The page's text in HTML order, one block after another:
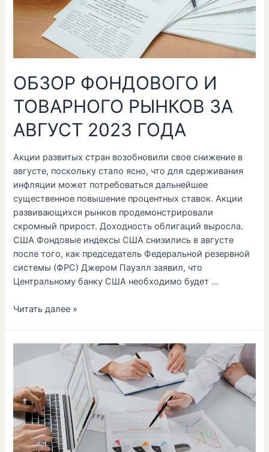
ОБЗОР ФОНДОВОГО И
ТОВАРНОГО РЫНКОВ ЗА
АВГУСТ 2023 ГОДА
Акции развитых стран возобновили свое снижение в
августе, поскольку стало ясно, что для сдерживания
инфляции может потребоваться дальнейшее
существенное повышение процентных ставок. Акции
развивающихся рынков продемонстрировали
скромный прирост. Доходность облигаций выросла.
США Фондовые индексы США снизились в августе
после того, как председатель Федеральной резервной
системы (ФРС) Джером Пауэлл заявил, что
Центральному банку США необходимо будет …
2023
Читать далее »
ФОНДОВОГО
ТОВАРНОГО
РЫНКОВ
ЗА
ИЮЛЬ
2023